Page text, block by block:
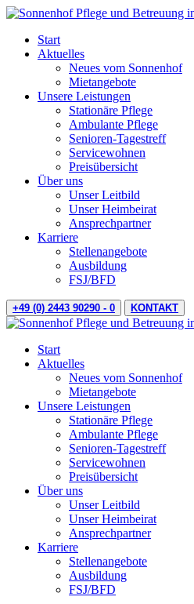
Start
Aktuelles
Neues vom Sonnenhof
Mietangebote
Unsere Leistungen
Stationäre Pflege
Ambulante Pflege
Senioren-Tagestreff
Servicewohnen
Preisübersicht
Über uns
Unser Leitbild
Unser Heimbeirat
Ansprechpartner
Karriere
Stellenangebote
Ausbildung
FSJ/BFD
+49 (0) 2443 90290 - 0 KONTAKT
Start
Aktuelles
Neues vom Sonnenhof
Mietangebote
Unsere Leistungen
Stationäre Pflege
Ambulante Pflege
Senioren-Tagestreff
Servicewohnen
Preisübersicht
Über uns
Unser Leitbild
Unser Heimbeirat
Ansprechpartner
Karriere
Stellenangebote
Ausbildung
FSJ/BFD